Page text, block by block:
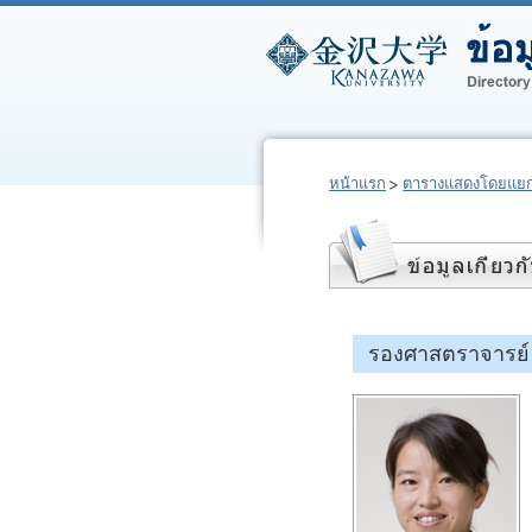
หน้าแรก ตารางแสดงโดยแ
รองศาสตราจา